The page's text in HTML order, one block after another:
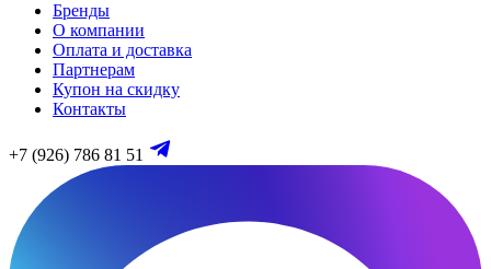
Бренды
О компании
Оплата и доставка
Партнерам
Купон на скидку
Контакты
+7 (926) 786 81 51